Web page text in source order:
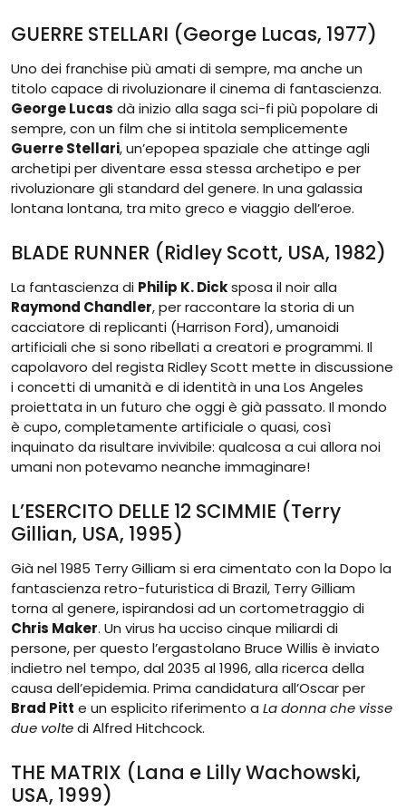
GUERRE STELLARI (George Lucas, 1977)
Uno dei franchise più amati di sempre, ma anche un
titolo capace di rivoluzionare il cinema di fantascienza.
George Lucas dà inizio alla saga sci-fi più popolare di
sempre, con un film che si intitola semplicemente
Guerre Stellari, un’epopea spaziale che attinge agli
archetipi per diventare essa stessa archetipo e per
rivoluzionare gli standard del genere. In una galassia
lontana lontana, tra mito greco e viaggio dell’eroe.
BLADE RUNNER (Ridley Scott, USA, 1982)
La fantascienza di Philip K. Dicksposa il noir alla
Raymond Chandler, per raccontare la storia di un
cacciatore di replicanti (Harrison Ford), umanoidi
artificiali che si sono ribellati a creatori e programmi. Il
capolavoro del regista Ridley Scott mette in discussione
i concetti di umanità e di identità in una Los Angeles
proiettata in un futuro che oggi è già passato. Il mondo
è cupo, completamente artificiale o quasi, così
inquinato da risultare invivibile: qualcosa a cui allora noi
umani non potevamo neanche immaginare!
L’ESERCITO DELLE 12 SCIMMIE (Terry
Gillian, USA, 1995)
Già nel 1985 Terry Gilliam si era cimentato con la Dopo la
fantascienza retro-futuristica di Brazil, Terry Gilliam
torna al genere, ispirandosi ad un cortometraggio di
Chris Maker. Un virus ha ucciso cinque miliardi di
persone, per questo l’ergastolano Bruce Willis è inviato
indietro nel tempo, dal 2035 al 1996, alla ricerca della
causa dell’epidemia. Prima candidatura all’Oscar per
Brad Pitt e un esplicito riferimento a La donna che visse
due voltedi Alfred Hitchcock.
THE MATRIX (Lana e Lilly Wachowski,
USA, 1999)